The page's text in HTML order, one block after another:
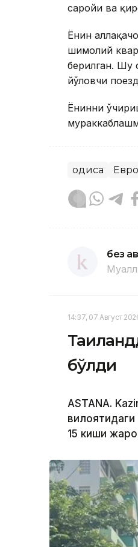
саройи ва
Ёнғин
шимолий
берилган. Шу
йўловчи
Ёнғинни
Ҳодиса
без
14:37, 07 Август
бўлди
ASTANA.
15 киши